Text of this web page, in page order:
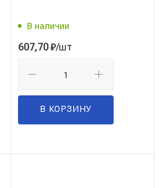
В наличии
607,70₽/шт
В КОРЗИНУ